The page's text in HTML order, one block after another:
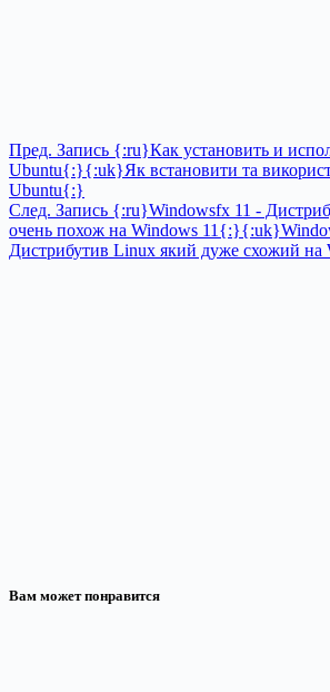
Пред. Запись {:ru}Как установить и
Ubuntu{:}{:uk}Як встановити та
Ubuntu{:}
След. Запись {:ru}Windowsfx 11 -
очень похож на Windows
Дистрибутив Linux який дуже схожий на
Вам может понравится